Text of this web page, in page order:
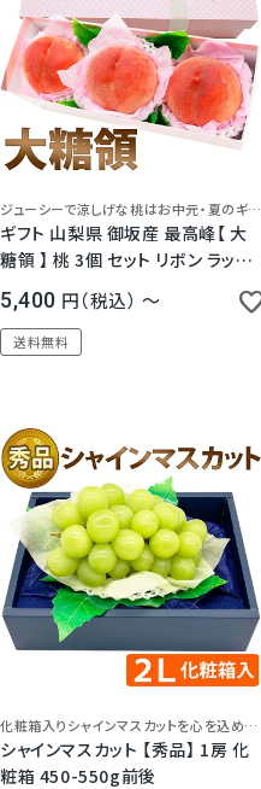
5.00（2）
ジューシーで涼しげな桃はお中元・夏のギフトにぴったり！
ギフト 山梨県 御坂産 最高峰【 大
糖領 】 桃 3個 セット リボン ラッピ
ング 贈答用化粧箱入 大玉 / 特大
5,400 税込 〜
送料無料
化粧箱入りシャインマスカットを心を込めてお届けいたします。
シャインマスカット 【秀品】 1房 化
粧箱 450-550g前後